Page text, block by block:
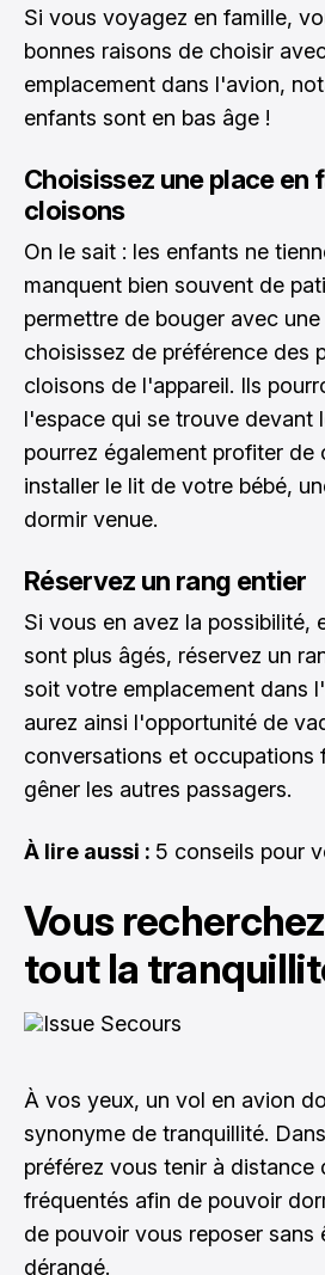
Si vous voyagez en famille,
bonnes raisons de choisir
emplacement dans l'avion,
enfants sont en bas âge !
Choisissez une place en
cloisons
On le sait : les enfants ne
manquent bien souvent de
permettre de bouger avec
choisissez de préférence des
cloisons de l'appareil. Ils
l'espace qui se trouve devant
pourrez également profiter de
installer le lit de votre bébé,
dormir venue.
Réservez un rang entier
Si vous en avez la possibilité,
sont plus âgés, réservez un
soit votre emplacement dans
aurez ainsi l'opportunité de
conversations et occupations
gêner les autres passagers.
À lire aussi : 5 conseils pour
Vous
tout la
À vos yeux, un vol en avion
synonyme de tranquillité.
préférez vous tenir à distance
fréquentés afin de pouvoir
de pouvoir vous reposer sans
dérangé.